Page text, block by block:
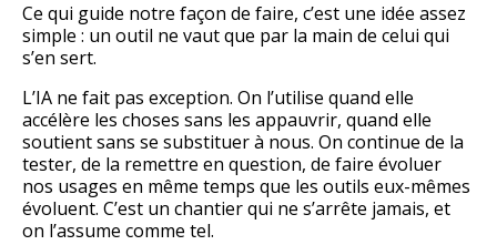
Ce qui guide notre façon de faire, c’est une idée assez
simple : un outil ne vaut que par la main de celui qui
s’en sert.
L’IA ne fait pas exception. On l’utilise quand elle
accélère les choses sans les appauvrir, quand elle
soutient sans se substituer à nous. On continue de la
tester, de la remettre en question, de faire évoluer
nos usages en même temps que les outils eux-mêmes
évoluent. C’est un chantier qui ne s’arrête jamais, et
on l’assume comme tel.